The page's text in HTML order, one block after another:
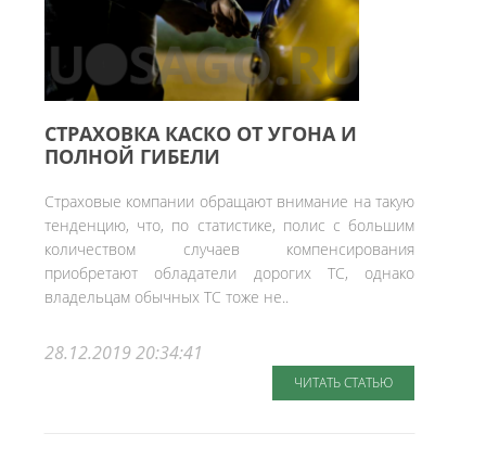
СТРАХОВКА КАСКО ОТ УГОНА И
ПОЛНОЙ ГИБЕЛИ
Страховые компании обращают внимание на такую
тенденцию, что, по статистике, полис с большим
количеством случаев компенсирования
приобретают обладатели дорогих ТС, однако
владельцам обычных ТС тоже не..
28.12.2019 20:34:41
ЧИТАТЬ СТАТЬЮ